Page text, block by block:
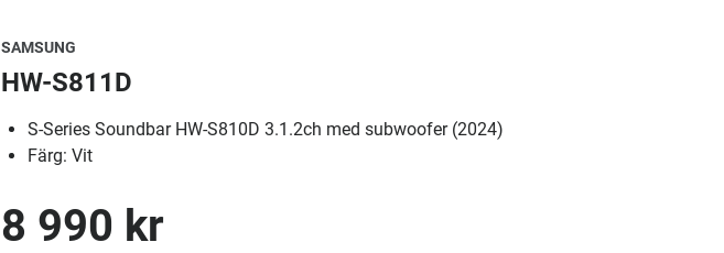
SAMSUNG
HW-S811D
S-Series Soundbar HW-S810D 3.1.2ch med subwoofer (2024)
Färg: Vit
8 990 kr